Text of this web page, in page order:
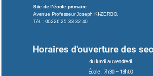
Site de l’école primaire
Avenue Professeur Joseph KI-ZERBO.
Tél. : 00226 25 33 32 40
Horaires d'ouverture des
du lundi au vendredi
École : 7h30 – 13h00